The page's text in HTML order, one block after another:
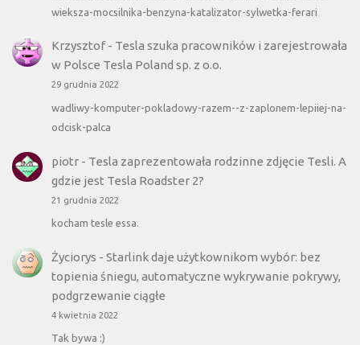
wieksza-mocsilnika-benzyna-katalizator-sylwetka-ferari
Krzysztof- Tesla szuka pracowników i zarejestrowała
w Polsce Tesla Poland sp. z o.o.
29 grudnia 2022
wadliwy-komputer-pokladowy-razem--z-zaplonem-lepiiej-na-
odcisk-palca
piotr- Tesla zaprezentowała rodzinne zdjęcie Tesli. A
gdzie jest Tesla Roadster 2?
21 grudnia 2022
kocham tesle essa.
Życiorys - Starlink daje użytkownikom wybór: bez
topienia śniegu, automatyczne wykrywanie pokrywy,
podgrzewanie ciągłe
4 kwietnia 2022
Tak bywa :)